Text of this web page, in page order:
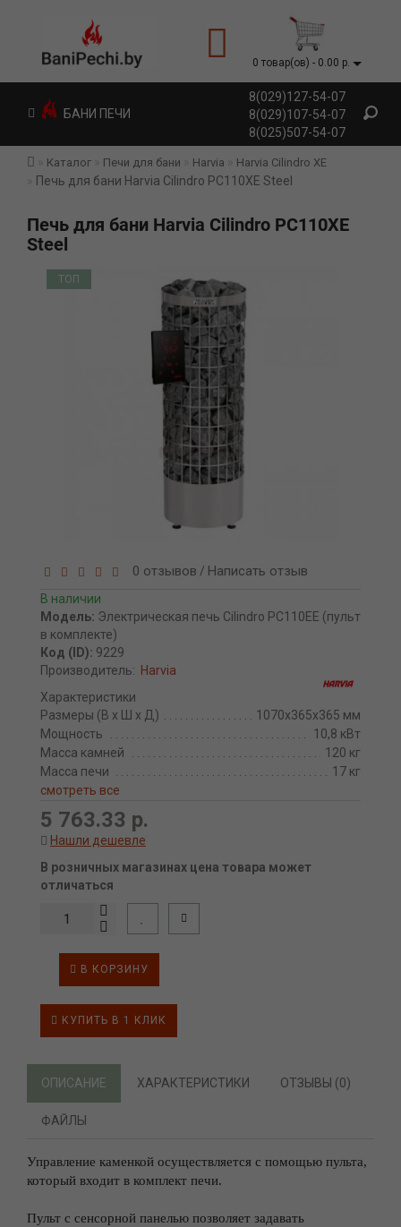
0 товар(ов) - 0.00 р.
8(029)127-54-07
8(029)107-54-07
8(025)507-54-07
БАНИ ПЕЧИ
Каталог Печи для бани Harvia Harvia Cilindro XE
Печь для бани Harvia Cilindro PC110XE Steel
Печь для бани Harvia Cilindro PC110XE
Steel
ТОП
0 отзывов / Написать отзыв
В наличии
Модель: Электрическая печь Cilindro PC110EE (пульт
в комплекте)
Код (ID): 9229
Производитель: Harvia
Характеристики
Размеры (В х Ш х Д)
1070х365х365 мм
Мощность
10,8 кВт
Масса камней
120 кг
Масса печи
17 кг
смотреть все
5 763.33 р.
Нашли дешевле
В розничных магазинах цена товара может
отличаться
В КОРЗИНУ
КУПИТЬ В 1 КЛИК
ОПИСАНИЕ ХАРАКТЕРИСТИКИ ОТЗЫВЫ (0)
ФАЙЛЫ
Управление каменкой осуществляется с помощью пульта,
который входит в комплект печи.
Пульт с сенсорной панелью позволяет задавать